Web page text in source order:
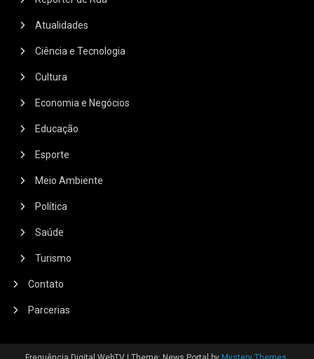
Atualidades
Ciência e Tecnologia
Cultura
Economia e Negócios
Educação
Esporte
Meio Ambiente
Política
Saúde
Turismo
Contato
Parcerias